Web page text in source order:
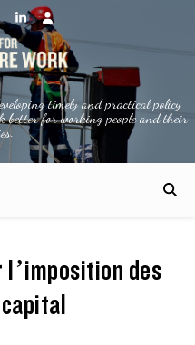
timely and practical policy
better for working people and their
des